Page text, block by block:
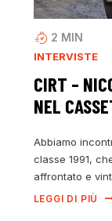
2 MIN
INTERVISTE
CIRT –
NEL
Abbiamo
classe 1991,
affrontato e
LEGGI DI PIÙ